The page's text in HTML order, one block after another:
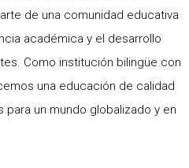
de una comunidad educativa
académica y el desarrollo
Como institución bilingüe con
una educación de calidad
un mundo globalizado y en